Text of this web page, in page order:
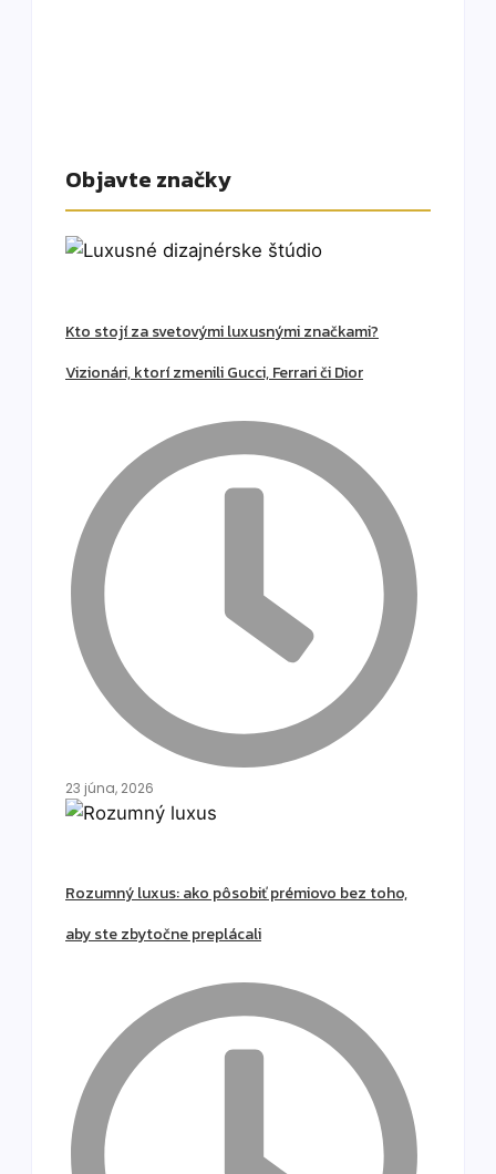
Objavte značky
Kto stojí za svetovými luxusnými značkami?
Vizionári, ktorí zmenili Gucci, Ferrari či Dior
23 júna, 2026
Rozumný luxus: ako pôsobiť prémiovo bez toho,
aby ste zbytočne preplácali